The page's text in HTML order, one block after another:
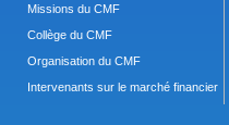
Missions du CMF
Collège du CMF
Organisation du CMF
Intervenants sur le marché financier